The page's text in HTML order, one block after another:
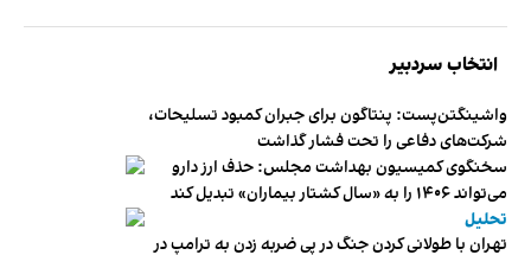
انتخاب سردبیر
واشینگتن‌پست: پنتاگون برای جبران کمبود تسلیحات،
شرکت‌های دفاعی را تحت فشار گذاشت
سخنگوی کمیسیون بهداشت مجلس: حذف ارز دارو
می‌تواند ۱۴۰۶ را به «سال کشتار بیماران» تبدیل کند
تحلیل
تهران با طولانی کردن جنگ در پی ضربه زدن به ترامپ در